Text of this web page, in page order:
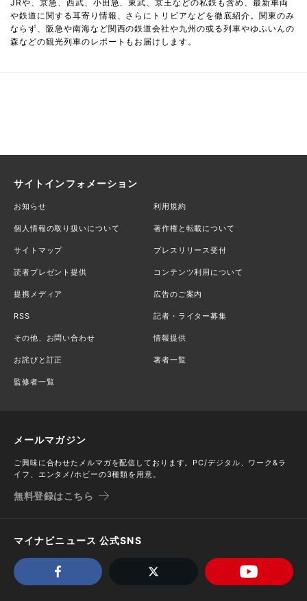
JRや、京急、西武、小田急、東武、京王などの私鉄も含め、最新車両
や鉄道に関する耳寄り情報、さらにトリビアなどを徹底紹介。関東のみ
ならず、阪急や南海など関西の鉄道会社や九州の或る列車やゆふいんの
森などの観光列車のレポートもお届けします。
サイトインフォメーション
お知らせ 利用規約
個人情報の取り扱いについて 著作権と転載について
サイトマップ プレスリリース受付
読者プレゼント提供 コンテンツ利用について
提携メディア 広告のご案内
RSS 記者・ライター募集
その他、お問い合わせ 情報提供
お詫びと訂正 著者一覧
監修者一覧
メールマガジン
ご興味に合わせたメルマガを配信しております。PC/デジタル、ワーク&ラ
イフ、エンタメ/ホビーの3種類を用意。
無料登録はこちら
マイナビニュース 公式SNS